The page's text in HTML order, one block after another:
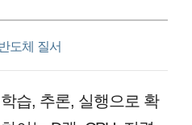
도체 질서
습, 추론, 실행으로 확